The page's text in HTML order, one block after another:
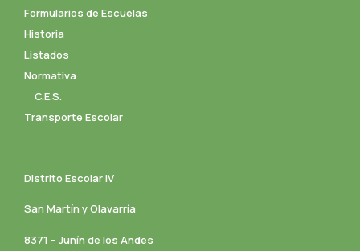
Formularios de Escuelas
Historia
Listados
Normativa
C.E.S.
Transporte Escolar
Distrito Escolar IV
San Martín y Olavarría
8371 – Junín de los Andes